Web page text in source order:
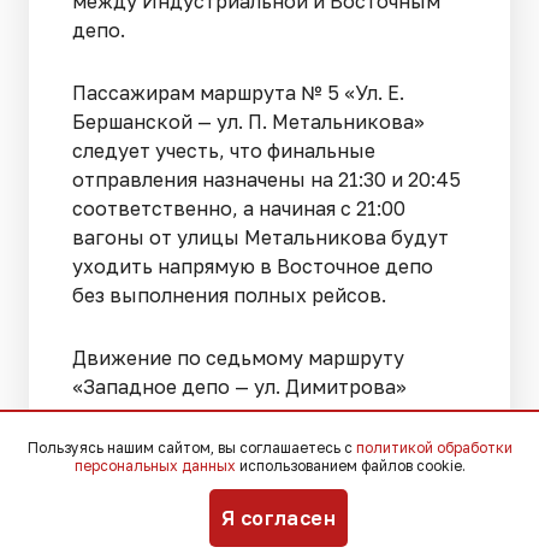
депо.
Пассажирам маршрута № 5 «Ул. Е.
Бершанской — ул. П. Метальникова»
следует учесть, что финальные
отправления назначены на 21:30 и 20:45
соответственно, а начиная с 21:00
вагоны от улицы Метальникова будут
уходить напрямую в Восточное депо
без выполнения полных рейсов.
Движение по седьмому маршруту
«Западное депо — ул. Димитрова»
завершится отправлением от депо в
21:55 и от улицы Димитрова в 22:31,
причем после 22:45 трамваи
Титаровской, минуя привычный заезд
Пользуясь нашим сайтом, вы соглашаетесь с политикой обработки
персональных данных использованием файлов cookie.
Я согласен